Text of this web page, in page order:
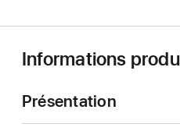
Informations
Présentation